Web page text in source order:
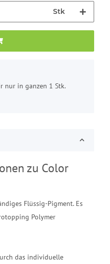
Stk
nur in ganzen 1 Stk.
zu Color
Flüssig-Pigment. Es
Polymer
das individuelle